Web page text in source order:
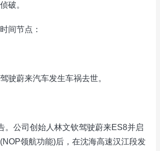
破。
间节点：
驶蔚来汽车发生车祸去世。
。公司创始人林文钦驾驶蔚来ES8并启
领航功能)后，在沈海高速汉江段发